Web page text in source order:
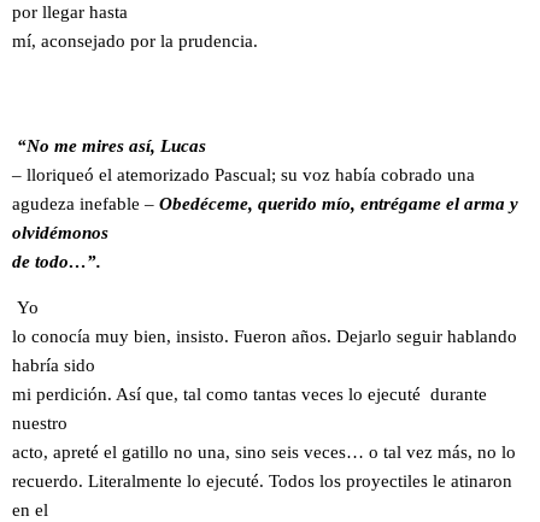
por llegar hasta
mí, aconsejado por la prudencia.
“No me mires así, Lucas
– lloriqueó el atemorizado Pascual; su voz había cobrado una
agudeza inefable – Obedéceme, querido mío, entrégame el arma y
olvidémonos
de todo…”.
Yo
lo conocía muy bien, insisto. Fueron años. Dejarlo seguir hablando
habría sido
mi perdición. Así que, tal como tantas veces lo ejecuté durante
nuestro
acto, apreté el gatillo no una, sino seis veces… o tal vez más, no lo
recuerdo. Literalmente lo ejecuté. Todos los proyectiles le atinaron
en el